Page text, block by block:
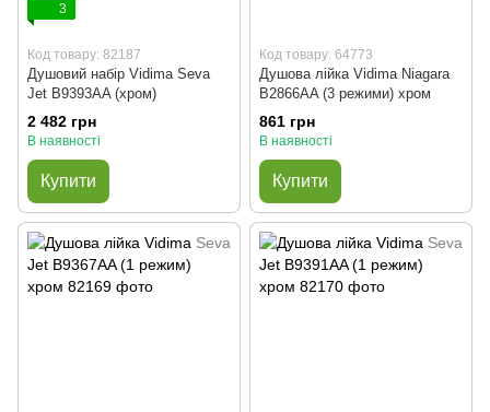
3
Код товару: 82187
Душовий набір Vidima Seva
Jet B9393AA (хром)
2 482 грн
В наявності
Купити
Код товару: 64773
Душова лійка Vidima Niagara
B2866AA (3 режими) хром
861 грн
В наявності
Купити